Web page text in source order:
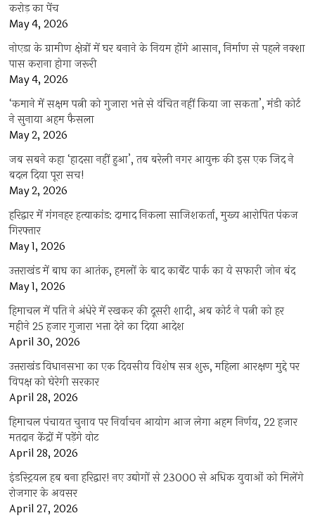
करोड़ का पेंच
May 4, 2026
नोएडा के ग्रामीण क्षेत्रों में घर बनाने के नियम होंगे आसान, निर्माण से पहले नक्शा
पास कराना होगा जरूरी
May 4, 2026
‘कमाने में सक्षम पत्नी को गुजारा भत्ते से वंचित नहीं किया जा सकता’, मंडी कोर्ट
ने सुनाया अहम फैसला
May 2, 2026
जब सबने कहा ‘हादसा नहीं हुआ’, तब बरेली नगर आयुक्त की इस एक जिद ने
बदल दिया पूरा सच!
May 2, 2026
हरिद्वार में गंगनहर हत्याकांड: दामाद निकला साजिशकर्ता, मुख्य आरोपित पंकज
गिरफ्तार
May 1, 2026
उत्तराखंड में बाघ का आतंक, हमलों के बाद कार्बेट पार्क का ये सफारी जोन बंद
May 1, 2026
हिमाचल में पति ने अंधेरे में रखकर की दूसरी शादी, अब कोर्ट ने पत्नी को हर
महीने 25 हजार गुजारा भत्ता देने का दिया आदेश
April 30, 2026
उत्तराखंड विधानसभा का एक दिवसीय विशेष सत्र शुरू, महिला आरक्षण मुद्दे पर
विपक्ष को घेरेगी सरकार
April 28, 2026
हिमाचल पंचायत चुनाव पर निर्वाचन आयोग आज लेगा अहम निर्णय, 22 हजार
मतदान केंद्रों में पड़ेंगे वोट
April 28, 2026
इंडस्ट्रियल हब बना हरिद्वार! नए उद्योगों से 23000 से अधिक युवाओं को मिलेंगे
रोजगार के अवसर
April 27, 2026